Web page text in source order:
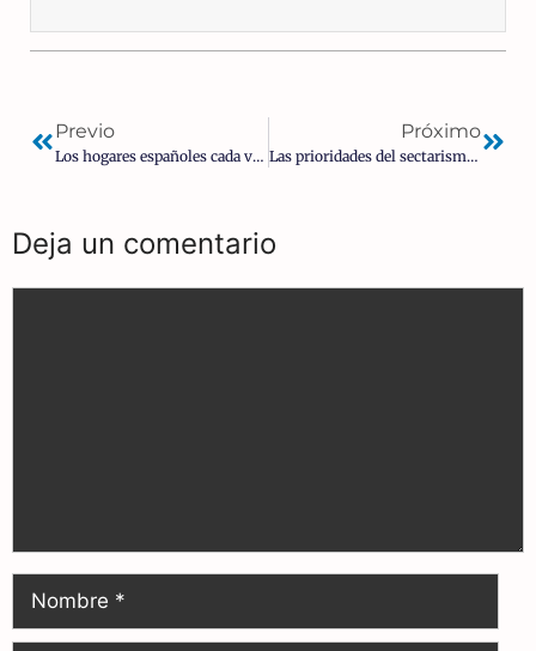
Previo
Los hogares españoles cada vez con menor número de jóvenes y niños
Próximo
Las prioridades del sectarismo del PSOE: pide en el Congreso semáforos con dibujos de parejas LGTBI
Deja un comentario